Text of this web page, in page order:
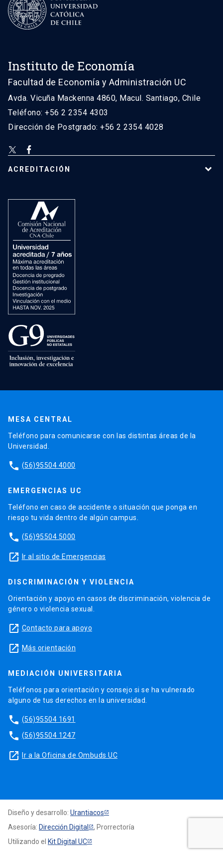
Instituto de Economía
Facultad de Economía y Administración UC
Avda. Vicuña Mackenna 4860, Macul. Santiago, Chile
Teléfono: +56 2 2354 4303
Dirección de Postgrado: +56 2 2354 4028
ACREDITACIÓN
MESA CENTRAL
Teléfono para comunicarse con las distintas áreas de la
Universidad.
phone (56)95504 4000
EMERGENCIAS UC
Teléfono en caso de accidente o situación que ponga en
riesgo tu vida dentro de algún campus.
phone (56)95504 5000
launch Ir al sitio de Emergencias
DISCRIMINACIÓN Y VIOLENCIA
Orientación y apoyo en casos de discriminación, violencia de
género o violencia sexual.
launch Contacto para apoyo
launch Más orientación
MEDIACIÓN UNIVERSITARIA
Teléfonos para orientación y consejo si se ha vulnerado
alguno de tus derechos en la universidad.
phone (56)95504 1691
phone (56)95504 1247
launch Ir a la Oficina de Ombuds UC
Diseño y desarrollo: Urantiacos
Asesoría: Dirección Digital
, Prorrectoría
Utilizando el Kit Digital UC